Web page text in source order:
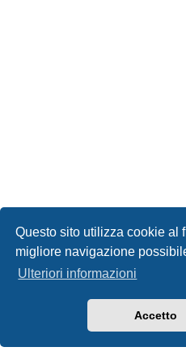
Questo sito utilizza cookie al
migliore navigazione
Ulteriori informazioni
Accetto